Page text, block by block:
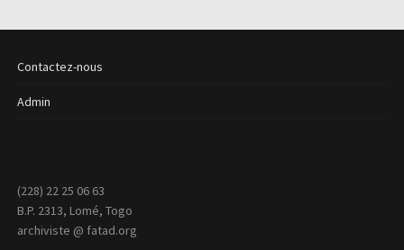
Contactez-nous
Admin
(228) 22 25 06 63
B.P. 2313, Lomé, Togo
archiviste @ fatad.org